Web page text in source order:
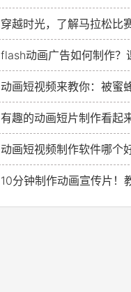
穿越时光，了解马拉松比
flash动画广告如何制作？
动画短视频来教你：被蜜
有趣的动画短片制作看起来难度大
动画短视频制作软件哪个好用？试了
10分钟制作动画宣传片！